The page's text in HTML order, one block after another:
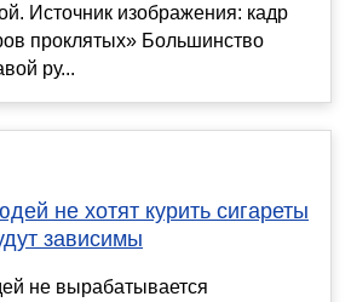
Источник изображения: кадр
проклятых» Большинство
ру...
не хотят курить сигареты
зависимы
не вырабатывается